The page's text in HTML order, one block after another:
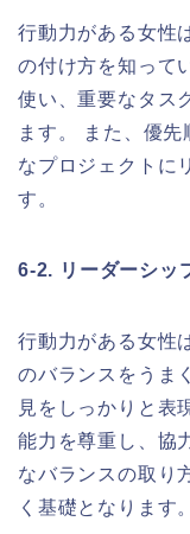
行動力がある女性
の付け方を知って
使い、重要なタス
ます。 また、優
なプロジェクトに
す。
6-2. リーダーシッ
行動力がある女性
のバランスをうま
見をしっかりと表
能力を尊重し、協
なバランスの取り
く基礎となります。